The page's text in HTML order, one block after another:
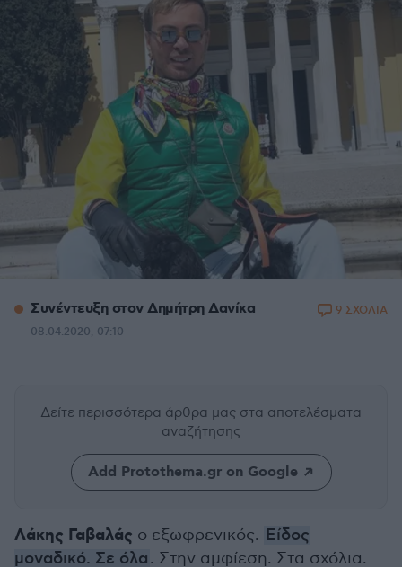
Συνέντευξη στον Δημήτρη Δανίκα
08.04.2020, 07:10
9 ΣΧΟΛΙΑ
Δείτε περισσότερα άρθρα μας στα αποτελέσματα
αναζήτησης
Add Protothema.gr on Google
Λάκης Γαβαλάς ο εξωφρενικός. Είδος
μοναδικό. Σε όλα. Στην αμφίεση. Στα σχόλια.